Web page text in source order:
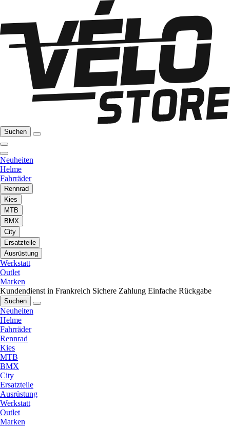
Suchen
Neuheiten
Helme
Fahrräder
Rennrad
Kies
MTB
BMX
City
Ersatzteile
Ausrüstung
Werkstatt
Outlet
Marken
Kundendienst in Frankreich Sichere Zahlung Einfache Rückgabe
Suchen
Neuheiten
Helme
Fahrräder
Rennrad
Kies
MTB
BMX
City
Ersatzteile
Ausrüstung
Werkstatt
Outlet
Marken